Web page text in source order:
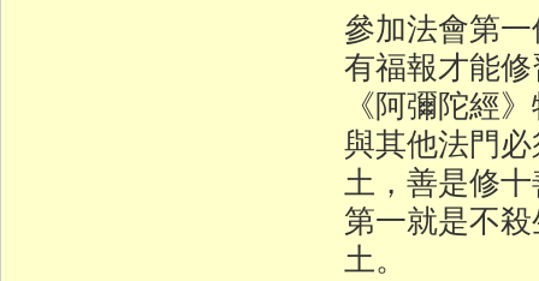
參加法會第
有福報才能
《阿彌陀經
與其他法門
土，善是修
第一就是不
土。